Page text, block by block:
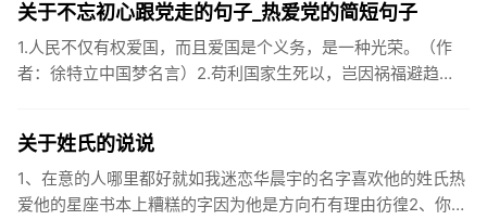
关于不忘初心跟党走的句子_热爱党的简短句子
1.人民不仅有权爱国，而且爱国是个义务，是一种光荣。（作
者：徐特立中国梦名言）2.苟利国家生死以，岂因祸福避趋
关于姓氏的说说
1、在意的人哪里都好就如我迷恋华晨宇的名字喜欢他的姓氏热
爱他的星座书本上糟糕的字因为他是方向冇有理由彷徨2、你的